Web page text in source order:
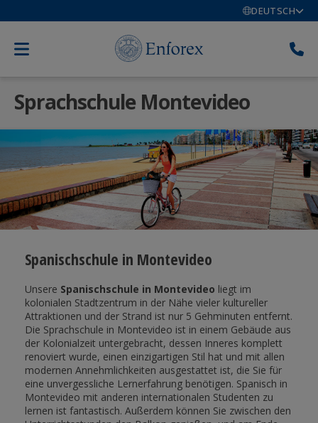
DEUTSCH
Sprachschule Montevideo
Spanischschule in Montevideo
Unsere Spanischschule in Montevideo liegt im
kolonialen Stadtzentrum in der Nähe vieler kultureller
Attraktionen und der Strand ist nur 5 Gehminuten entfernt.
Die Sprachschule in Montevideo ist in einem Gebäude aus
der Kolonialzeit untergebracht, dessen Inneres komplett
renoviert wurde, einen einzigartigen Stil hat und mit allen
modernen Annehmlichkeiten ausgestattet ist, die Sie für
eine unvergessliche Lernerfahrung benötigen. Spanisch in
Montevideo mit anderen internationalen Studenten zu
lernen ist fantastisch. Außerdem können Sie zwischen den